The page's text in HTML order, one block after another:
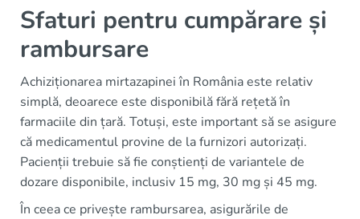
Sfaturi pentru cumpărare și
rambursare
Achiziționarea mirtazapinei în România este relativ
simplă, deoarece este disponibilă fără rețetă în
farmaciile din țară. Totuși, este important să se asigure
că medicamentul provine de la furnizori autorizați.
Pacienții trebuie să fie conștienți de variantele de
dozare disponibile, inclusiv 15 mg, 30 mg și 45 mg.
În ceea ce privește rambursarea, asigurările de